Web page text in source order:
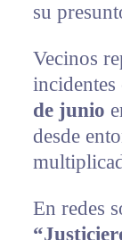
su
Vecinos
de junio
desde
En redes